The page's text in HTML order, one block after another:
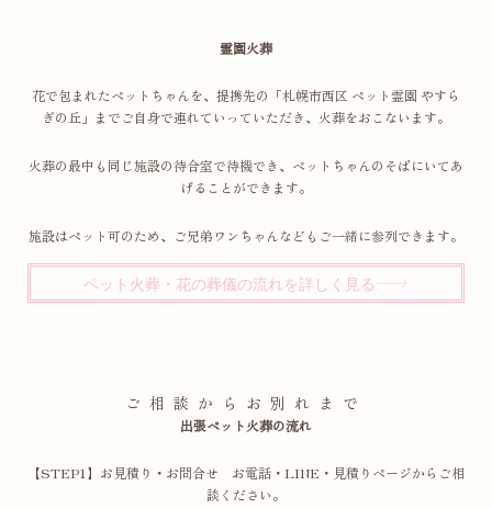
霊園火葬
花で包まれたペットちゃんを、提携先の「札幌市西区 ペット霊園 やすら
ぎの丘」までご自身で連れていっていただき、火葬をおこないます。
火葬の最中も同じ施設の待合室で待機でき、ペットちゃんのそばにいてあ
げることができます。
施設はペット可のため、ご兄弟ワンちゃんなどもご一緒に参列できます。
ペット火葬・花の葬儀の流れを詳しく見る
ご相談からお別れまで
出張ペット火葬の流れ
【STEP1】お見積り・お問合せ お電話・LINE・見積りページからご相
談ください。